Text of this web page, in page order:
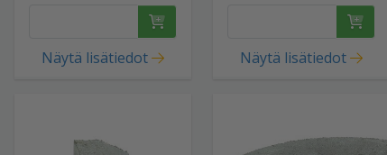
Näytä lisätiedot Näytä lisätiedot